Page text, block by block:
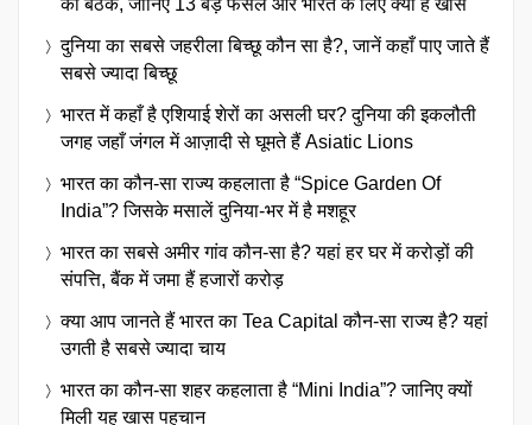
दुनिया का सबसे जहरीला बिच्छू कौन सा है?, जानें कहाँ पाए जाते हैं
सबसे ज्यादा बिच्छू
भारत में कहाँ है एशियाई शेरों का असली घर? दुनिया की इकलौती
जगह जहाँ जंगल में आज़ादी से घूमते हैं Asiatic Lions
भारत का कौन-सा राज्य कहलाता है “Spice Garden Of
India”? जिसके मसालें दुनिया-भर में है मशहूर
भारत का सबसे अमीर गांव कौन-सा है? यहां हर घर में करोड़ों की
संपत्ति, बैंक में जमा हैं हजारों करोड़
क्या आप जानते हैं भारत का Tea Capital कौन-सा राज्य है? यहां
उगती है सबसे ज्यादा चाय
भारत का कौन-सा शहर कहलाता है “Mini India”? जानिए क्यों
मिली यह खास पहचान